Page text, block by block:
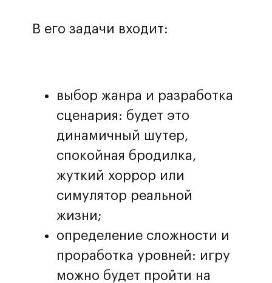
В его задачи входит:
выбор жанра и разработка
сценария: будет это
динамичный шутер,
спокойная бродилка,
жуткий хоррор или
симулятор реальной
жизни;
определение сложности и
проработка уровней: игру
можно будет пройти на